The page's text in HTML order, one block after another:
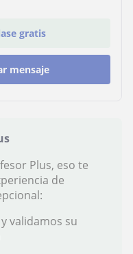
gratis
mensaje
Plus, eso te
de
validamos su